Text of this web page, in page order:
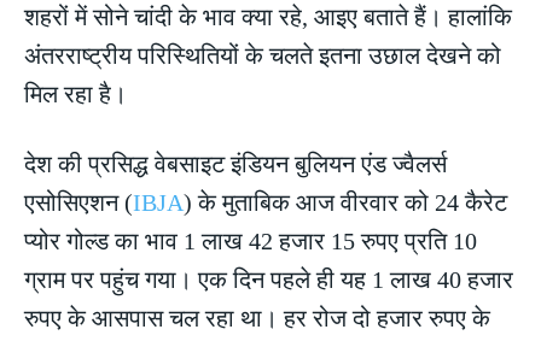
शहरों में सोने चांदी के भाव क्या रहे, आइए बताते हैं। हालांकि
अंतरराष्ट्रीय परिस्थितियों के चलते इतना उछाल देखने को
मिल रहा है।
देश की प्रसिद्ध वेबसाइट इंडियन बुलियन एंड ज्वैलर्स
एसोसिएशन (IBJA) के मुताबिक आज वीरवार को 24 कैरेट
प्योर गोल्ड का भाव 1 लाख 42 हजार 15 रुपए प्रति 10
ग्राम पर पहुंच गया। एक दिन पहले ही यह 1 लाख 40 हजार
रुपए के आसपास चल रहा था। हर रोज दो हजार रुपए के